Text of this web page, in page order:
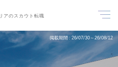
アのスカウト転職
掲載期間 26/07/30～26/08/12